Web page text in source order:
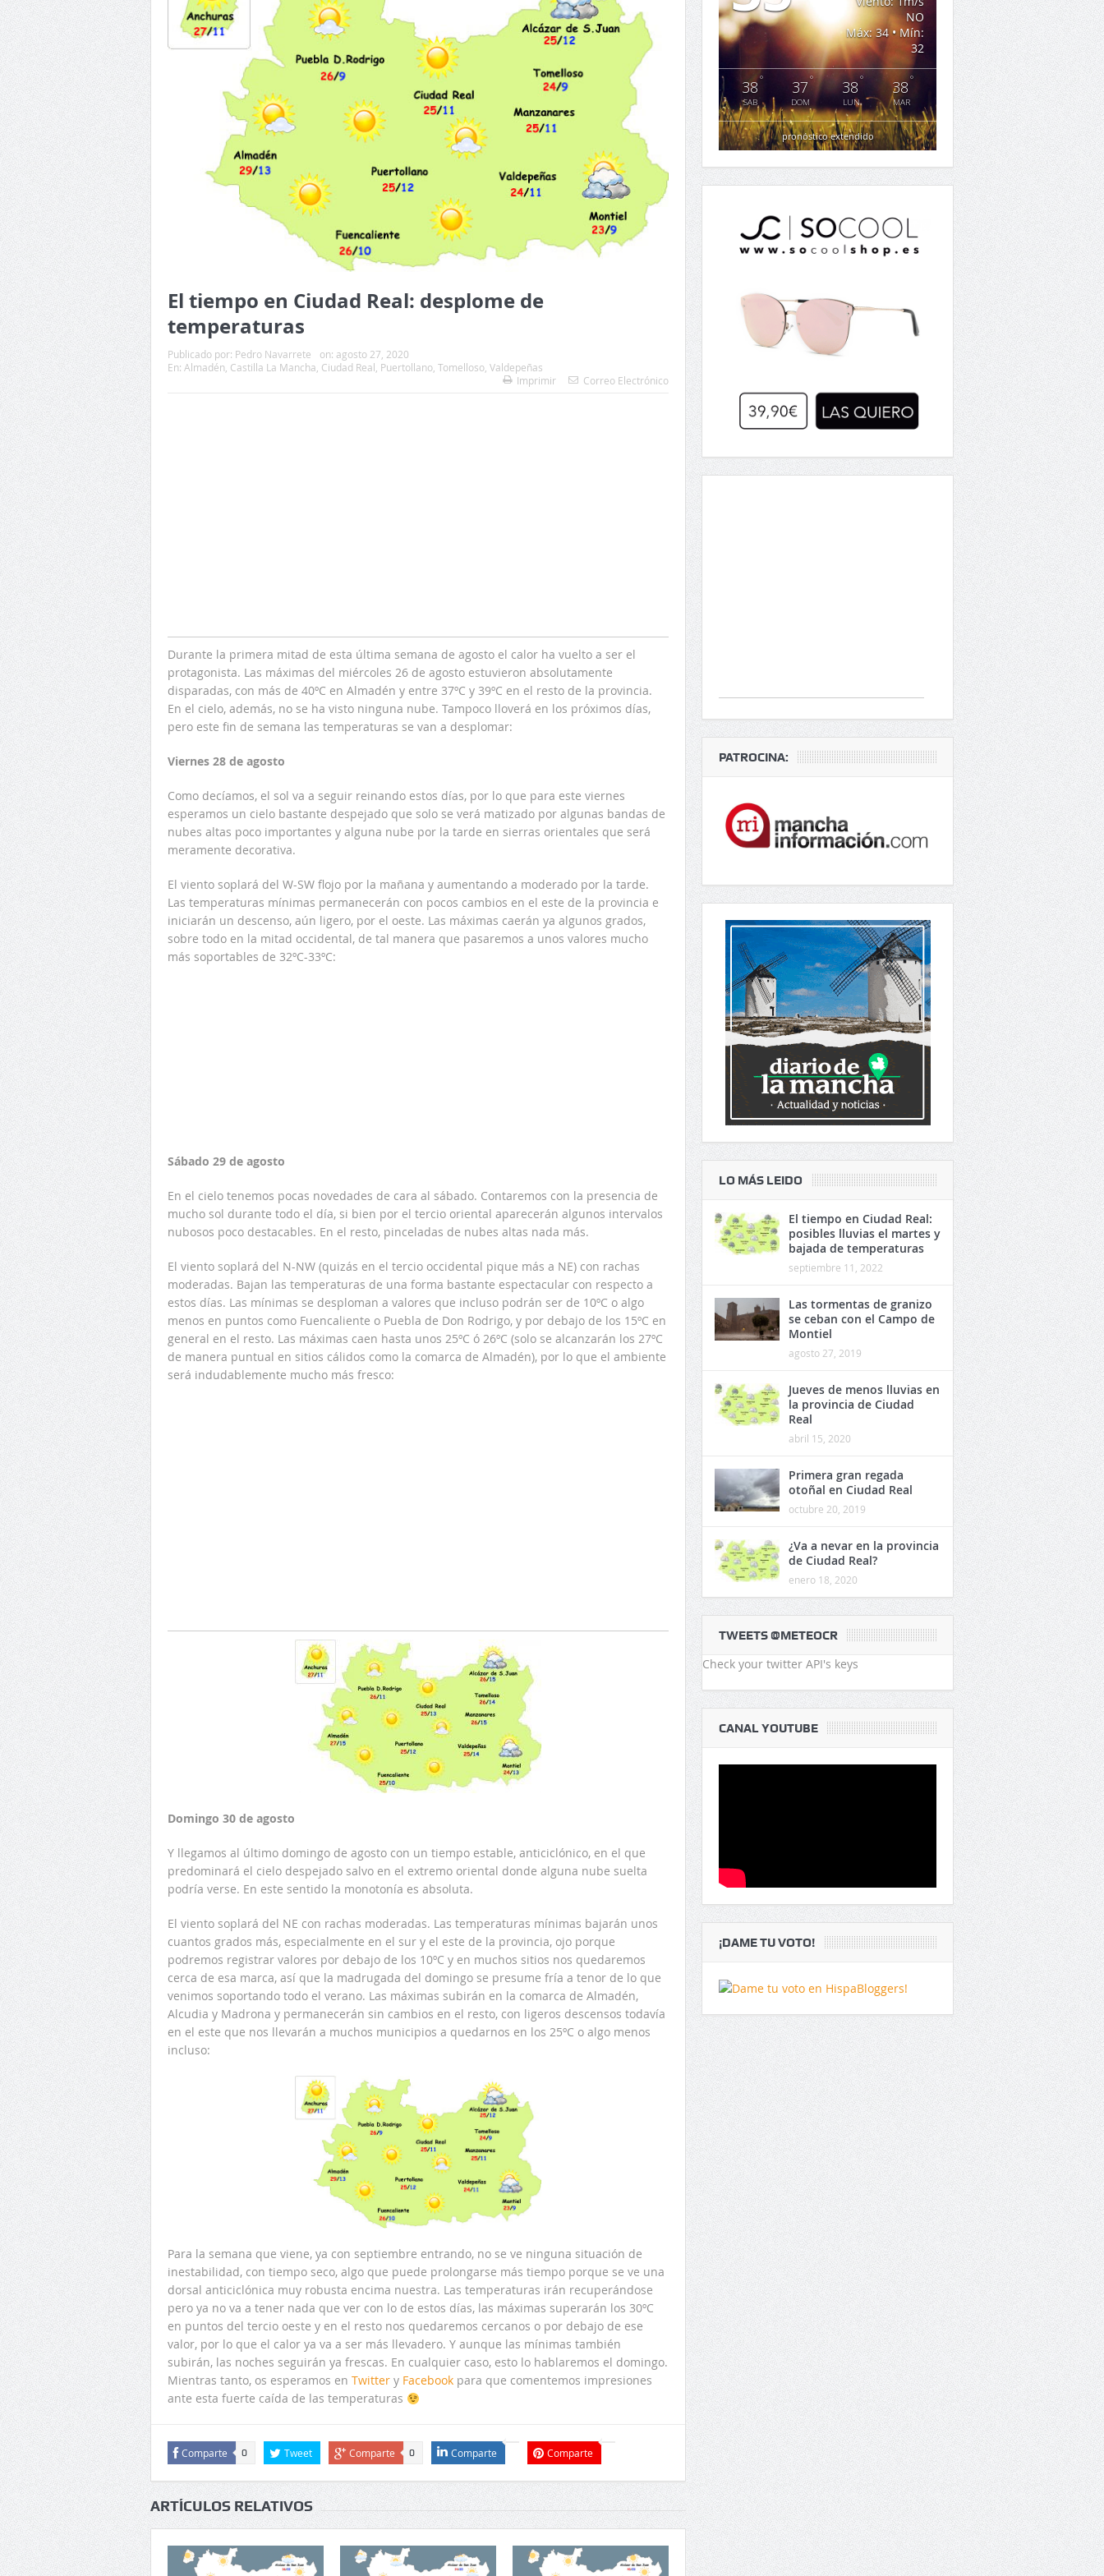
El tiempo en Ciudad Real: desplome de
temperaturas
Publicado por: Pedro Navarrete on: agosto 27, 2020
En: Almadén Castilla La Mancha Ciudad Real Puertollano Tomelloso Valdepeñas
Imprimir
Correo Electrónico
Durante la primera mitad de esta última semana de agosto el calor ha vuelto a ser el
protagonista. Las máximas del miércoles 26 de agosto estuvieron absolutamente
disparadas, con más de 40ºC en Almadén y entre 37ºC y 39ºC en el resto de la provincia.
En el cielo, además, no se ha visto ninguna nube. Tampoco lloverá en los próximos días,
pero este fin de semana las temperaturas se van a desplomar:
Viernes 28 de agosto
Como decíamos, el sol va a seguir reinando estos días, por lo que para este viernes
esperamos un cielo bastante despejado que solo se verá matizado por algunas bandas de
nubes altas poco importantes y alguna nube por la tarde en sierras orientales que será
meramente decorativa.
El viento soplará del W-SW flojo por la mañana y aumentando a moderado por la tarde.
Las temperaturas mínimas permanecerán con pocos cambios en el este de la provincia e
iniciarán un descenso, aún ligero, por el oeste. Las máximas caerán ya algunos grados,
sobre todo en la mitad occidental, de tal manera que pasaremos a unos valores mucho
más soportables de 32ºC-33ºC:
Sábado 29 de agosto
En el cielo tenemos pocas novedades de cara al sábado. Contaremos con la presencia de
mucho sol durante todo el día, si bien por el tercio oriental aparecerán algunos intervalos
nubosos poco destacables. En el resto, pinceladas de nubes altas nada más.
El viento soplará del N-NW (quizás en el tercio occidental pique más a NE) con rachas
moderadas. Bajan las temperaturas de una forma bastante espectacular con respecto a
estos días. Las mínimas se desploman a valores que incluso podrán ser de 10ºC o algo
menos en puntos como Fuencaliente o Puebla de Don Rodrigo, y por debajo de los 15ºC en
general en el resto. Las máximas caen hasta unos 25ºC ó 26ºC (solo se alcanzarán los 27ºC
de manera puntual en sitios cálidos como la comarca de Almadén), por lo que el ambiente
será indudablemente mucho más fresco:
Domingo 30 de agosto
Y llegamos al último domingo de agosto con un tiempo estable, anticiclónico, en el que
predominará el cielo despejado salvo en el extremo oriental donde alguna nube suelta
podría verse. En este sentido la monotonía es absoluta.
El viento soplará del NE con rachas moderadas. Las temperaturas mínimas bajarán unos
cuantos grados más, especialmente en el sur y el este de la provincia, ojo porque
podremos registrar valores por debajo de los 10ºC y en muchos sitios nos quedaremos
cerca de esa marca, así que la madrugada del domingo se presume fría a tenor de lo que
venimos soportando todo el verano. Las máximas subirán en la comarca de Almadén,
Alcudia y Madrona y permanecerán sin cambios en el resto, con ligeros descensos todavía
en el este que nos llevarán a muchos municipios a quedarnos en los 25ºC o algo menos
incluso:
Para la semana que viene, ya con septiembre entrando, no se ve ninguna situación de
inestabilidad, con tiempo seco, algo que puede prolongarse más tiempo porque se ve una
dorsal anticiclónica muy robusta encima nuestra. Las temperaturas irán recuperándose
pero ya no va a tener nada que ver con lo de estos días, las máximas superarán los 30ºC
en puntos del tercio oeste y en el resto nos quedaremos cercanos o por debajo de ese
valor, por lo que el calor ya va a ser más llevadero. Y aunque las mínimas también
subirán, las noches seguirán ya frescas. En cualquier caso, esto lo hablaremos el domingo.
Mientras tanto, os esperamos en Twitter y Facebook para que comentemos impresiones
ante esta fuerte caída de las temperaturas
Comparte 0 Tweet Comparte 0 Comparte Comparte
ARTÍCULOS RELATIVOS
NO
Máx: 34 • Mín:
32
38°
SAB
37°
DOM
38°
LUN
38°
MAR
pronóstico extendido
PATROCINA:
LO MÁS LEIDO
El tiempo en Ciudad Real:
posibles lluvias el martes y
bajada de temperaturas
septiembre 11, 2022
Las tormentas de granizo
se ceban con el Campo de
Montiel
agosto 27, 2019
Jueves de menos lluvias en
la provincia de Ciudad
Real
abril 15, 2020
Primera gran regada
otoñal en Ciudad Real
octubre 20, 2019
¿Va a nevar en la provincia
de Ciudad Real?
enero 18, 2020
TWEETS @METEOCR
Check your twitter API's keys
CANAL YOUTUBE
¡DAME TU VOTO!